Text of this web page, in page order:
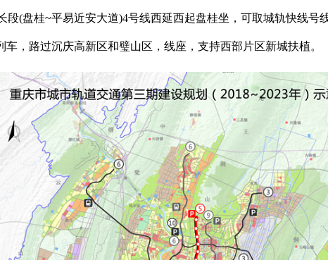
盘桂~平易近安大道)4号线西延西起盘桂坐，可取城轨快线号
，路过沉庆高新区和璧山区，线座，支持西部片区新城扶植。